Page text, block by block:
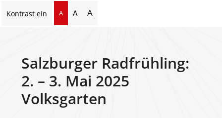
Kontrast ein A A A
Salzburger Radfrühling:
2. – 3. Mai 2025
Volksgarten